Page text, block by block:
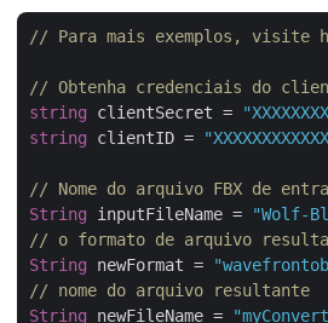
// Para mais exemplos, visite
// Obtenha credenciais do
string clientSecret =
string clientID =
// Nome do arquivo FBX de
String inputFileName = "Wolf-
// o formato de arquivo
String newFormat =
// nome do arquivo resultante
String newFileName =